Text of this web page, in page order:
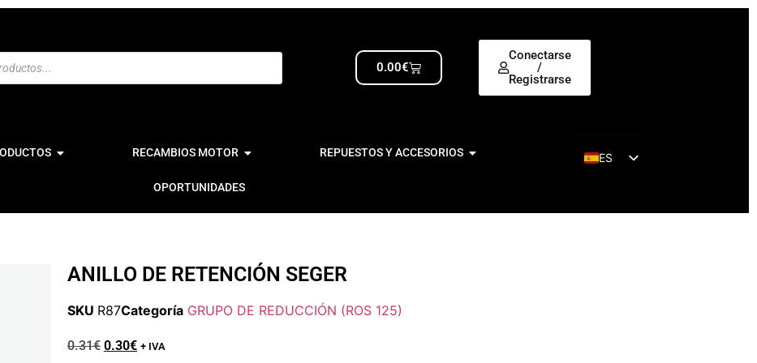
0.00€
Conectarse
/
Registrarse
RECAMBIOS MOTOR REPUESTOS Y ACCESORIOS
OPORTUNIDADES
ES
ANILLO DE RETENCIÓN SEGER
SKU R87Categoría GRUPO DE REDUCCIÓN (ROS 125)
0.31€ 0.30€ + IVA